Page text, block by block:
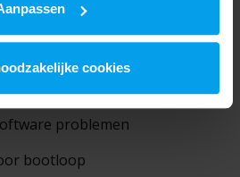
cookies
terugzetten
problemen
bootloop